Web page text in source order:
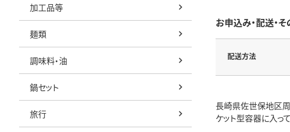
加工品等
麺類
調味料・油
鍋セット
旅行
お申込み・配送・
配送方法
長崎県佐世保地区周
ケット型容器に入っ